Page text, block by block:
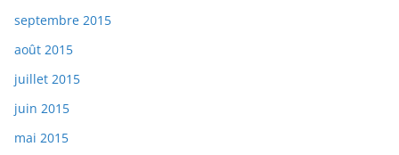
septembre 2015
août 2015
juillet 2015
juin 2015
mai 2015